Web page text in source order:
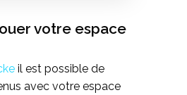
votre espace
il est possible de
avec votre espace